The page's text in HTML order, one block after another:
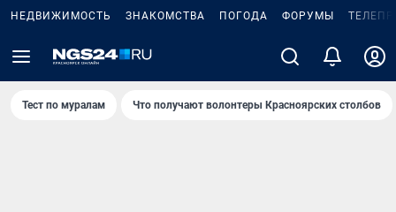
НЕДВИЖИМОСТЬ ЗНАКОМСТВА ПОГОДА ФОРУМЫ
Тест по мурaлaм Что получают волонтеры Красноярских столбов